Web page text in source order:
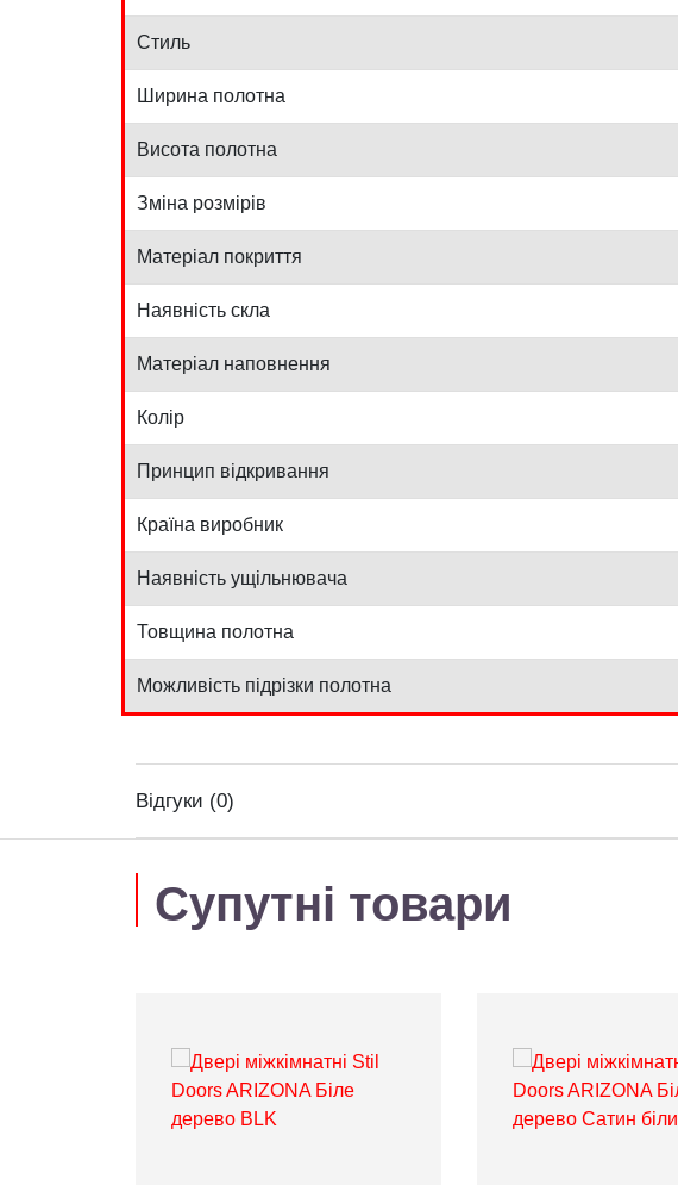
Стиль
Ширина полотна
Висота полотна
Зміна розмірів
Матеріал покриття
Наявність скла
Матеріал наповнення
Колір
Принцип відкривання
Країна виробник
Наявність ущільнювача
Товщина полотна
Можливість підрізки полотна
Відгуки (0)
Супутні товари